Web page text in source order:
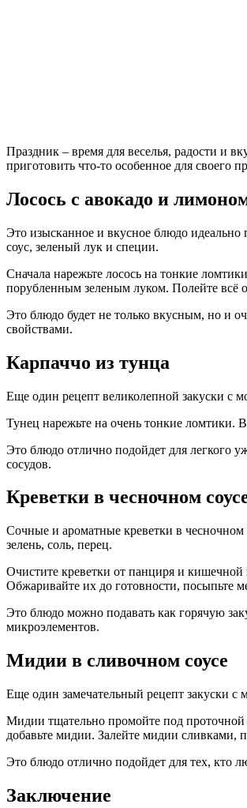
Праздник – время для веселья, радости и
приготовить что-то особенное для своего
Лосось с авокадо и
Это изысканное и вкусное блюдо идеально
соус, зеленый лук и специи.
Сначала нарежьте лосось на тонкие
порубленным зеленым луком. Полейте всё
Это блюдо будет не только вкусным, но и
свойствами.
Карпаччо из тунца
Еще один рецепт великолепной закуски с
Тунец нарежьте на очень тонкие ломтики.
Это блюдо отлично подойдет для легкого
сосудов.
Креветки в чесночном
Сочные и ароматные креветки в чесночном
зелень, соль, перец.
Очистите креветки от панциря и кишечной
Обжаривайте их до готовности, посыпьте
Это блюдо можно подавать как горячую
микроэлементов.
Мидии в сливочном соусе
Еще один замечательный рецепт закуски с
Мидии тщательно промойте под проточной
добавьте мидии. Залейте мидии сливками,
Это блюдо отлично подойдет для тех, кто
Заключение